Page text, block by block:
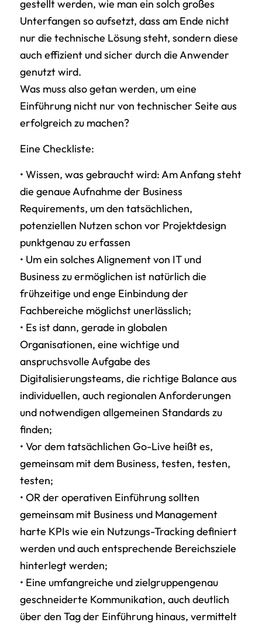
gestellt werden, wie man ein solch großes
Unterfangen so aufsetzt, dass am Ende nicht
nur die technische Lösung steht, sondern diese
auch effizient und sicher durch die Anwender
genutzt wird.
Was muss also getan werden, um eine
Einführung nicht nur von technischer Seite aus
erfolgreich zu machen?
Eine Checkliste:
• Wissen, was gebraucht wird: Am Anfang steht
die genaue Aufnahme der Business
Requirements, um den tatsächlichen,
potenziellen Nutzen schon vor Projektdesign
punktgenau zu erfassen
• Um ein solches Alignement von IT und
Business zu ermöglichen ist natürlich die
frühzeitige und enge Einbindung der
Fachbereiche möglichst unerlässlich;
• Es ist dann, gerade in globalen
Organisationen, eine wichtige und
anspruchsvolle Aufgabe des
Digitalisierungsteams, die richtige Balance aus
individuellen, auch regionalen Anforderungen
und notwendigen allgemeinen Standards zu
finden;
• Vor dem tatsächlichen Go-Live heißt es,
gemeinsam mit dem Business, testen, testen,
testen;
• OR der operativen Einführung sollten
gemeinsam mit Business und Management
harte KPIs wie ein Nutzungs-Tracking definiert
werden und auch entsprechende Bereichsziele
hinterlegt werden;
• Eine umfangreiche und zielgruppengenau
geschneiderte Kommunikation, auch deutlich
über den Tag der Einführung hinaus, vermittelt